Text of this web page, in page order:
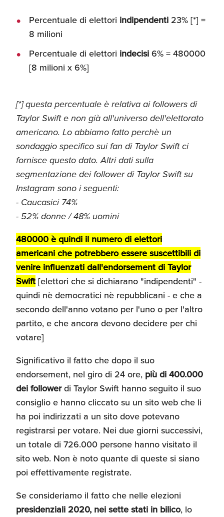
Percentuale di elettori indipendenti 23% [*] =
8 milioni
Percentuale di elettori indecisi 6% = 480000
[8 milioni x 6%]
[*] questa percentuale è relativa ai followers di
Taylor Swift e non già all'universo dell'elettorato
americano. Lo abbiamo fatto perchè un
sondaggio specifico sui fan di Taylor Swift ci
fornisce questo dato. Altri dati sulla
segmentazione dei follower di Taylor Swift su
Instagram sono i seguenti:
- Caucasici 74%
- 52% donne / 48% uomini
480000 è quindi il numero di elettori
americani che potrebbero essere suscettibili di
venire influenzati dall'endorsement di Taylor
Swift [elettori che si dichiarano "indipendenti" -
quindi nè democratici nè repubblicani - e che a
secondo dell'anno votano per l'uno o per l'altro
partito, e che ancora devono decidere per chi
votare]
Significativo il fatto che dopo il suo
endorsement, nel giro di 24 ore, più di 400.000
dei followerdi Taylor Swift hanno seguito il suo
consiglio e hanno cliccato su un sito web che li
ha poi indirizzati a un sito dove potevano
registrarsi per votare. Nei due giorni successivi,
un totale di 726.000 persone hanno visitato il
sito web. Non è noto quante di queste si siano
poi effettivamente registrate.
Se consideriamo il fatto che nelle elezioni
presidenziali 2020, nei sette stati in bilico, lo